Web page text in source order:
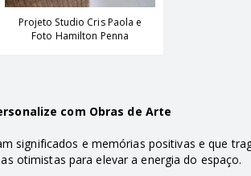
Projeto Studio Cris Paola e
Foto Hamilton Penna
com Obras de Arte
significados e memórias positivas e que
otimistas para elevar a energia do espaço.